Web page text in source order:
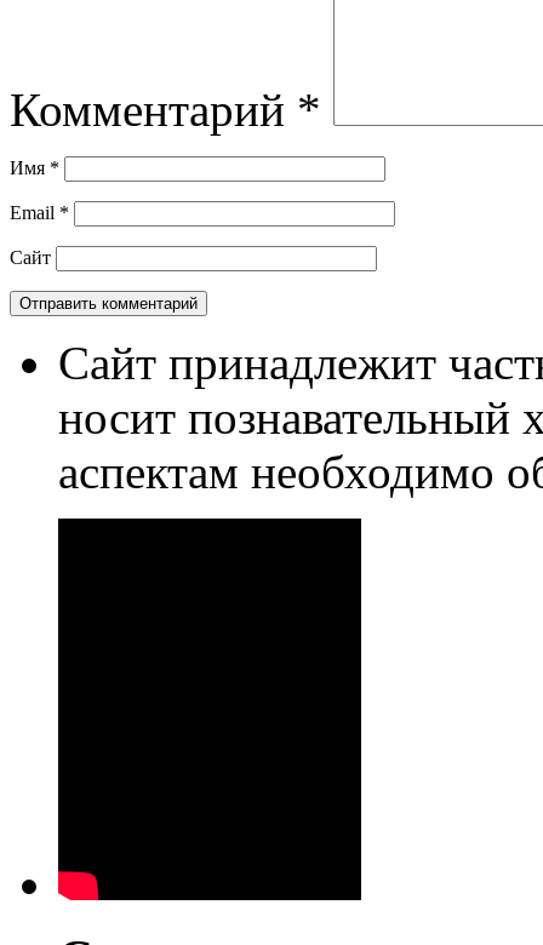
Комментарий *
Имя *
Email *
Сайт
Сайт принадлежит
носит познавательный
аспектам необходимо